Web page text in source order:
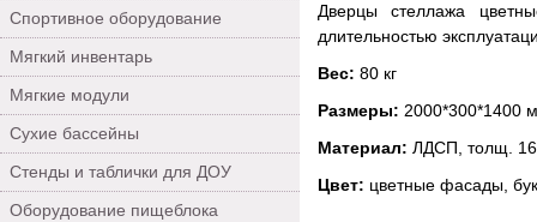
Спортивное оборудование
Мягкий инвентарь
Мягкие модули
Сухие бассейны
Стенды и таблички для ДОУ
Оборудование пищеблока
Дверцы стеллажа
длительностью
Вес: 80 кг
Размеры: 2000*300*1400
Материал: ЛДСП, толщ.
Цвет: цветные фасады,